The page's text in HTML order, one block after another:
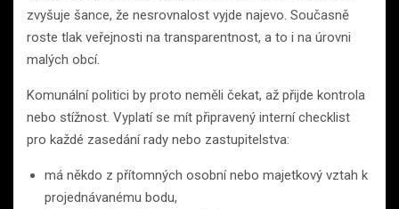
zvyšuje šance, že nesrovnalost vyjde najevo. Současně
roste tlak veřejnosti na transparentnost, a to i na úrovni
malých obcí.
Komunální politici by proto neměli čekat, až přijde kontrola
nebo stížnost. Vyplatí se mít připravený interní checklist
pro každé zasedání rady nebo zastupitelstva:
má někdo z přítomných osobní nebo majetkový vztah k
projednávanému bodu,